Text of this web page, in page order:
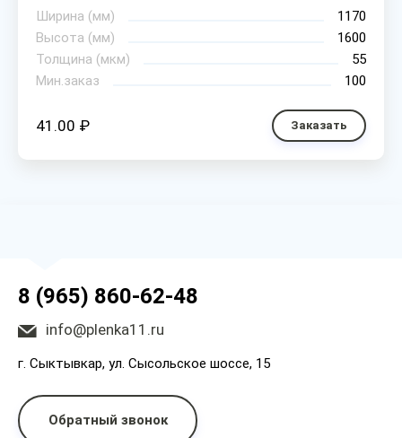
Ширина (мм)
1170
Высота (мм)
1600
Толщина (мкм)
55
Мин.заказ
100
41.00 ₽ Заказать
8 (965) 860-62-48
info@plenka11.ru
г. Сыктывкар, ул. Сысольское шоссе, 15
Обратный звонок